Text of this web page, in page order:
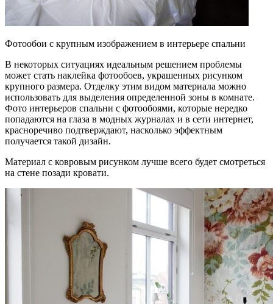
Фотообои с крупным изображением в интерьере спальни
В некоторых ситуациях идеальным решением проблемы
может стать наклейка фотообоев, украшенных рисунком
крупного размера. Отделку этим видом материала можно
использовать для выделения определенной зоны в комнате.
Фото интерьеров спальни с фотообоями, которые нередко
попадаются на глаза в модных журналах и в сети интернет,
красноречиво подтверждают, насколько эффектным
получается такой дизайн.
Материал с ковровым рисунком лучше всего будет смотреться
на стене позади кровати.